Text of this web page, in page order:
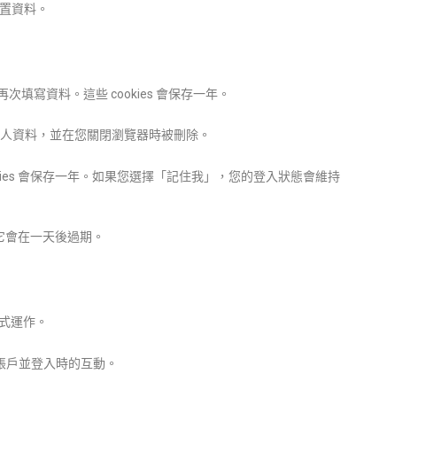
資料。
填寫資料。這些 cookies 會保存一年。
資料，並在您關閉瀏覽器時被刪除。
會保存一年。如果您選擇「記住我」，您的登入狀態會維持
在一天後過期。
運作。
並登入時的互動。